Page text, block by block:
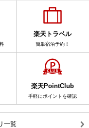
楽天トラベル
簡単宿泊予約！
楽天PointClub
手軽にポイントを確認
一覧